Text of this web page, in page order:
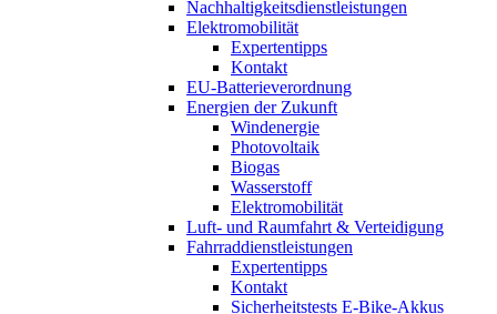
Nachhaltigkeitsdienstleistungen
Elektromobilität
Expertentipps
Kontakt
EU-Batterieverordnung
Energien der Zukunft
Windenergie
Photovoltaik
Biogas
Wasserstoff
Elektromobilität
Luft- und Raumfahrt & Verteidigung
Fahrraddienstleistungen
Expertentipps
Kontakt
Sicherheitstests E-Bike-Akkus